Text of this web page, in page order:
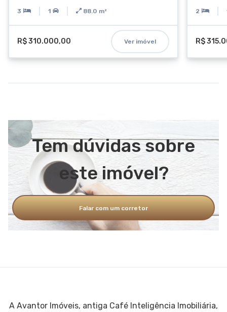
3 1 88.0 m²
R$ 310.000,00 Ver imóvel
2
R$
Tem dúvidas sobre
este imóvel?
Falar com um corretor
A Avantor Imóveis, antiga Café Inteligência Imobiliária,